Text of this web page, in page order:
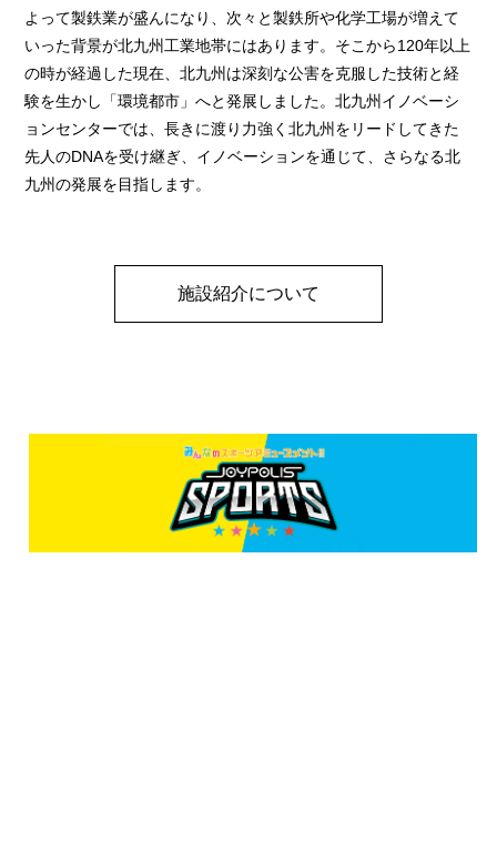
よって製鉄業が盛んになり、次々と製鉄所や化学工場が増えて
いった背景が北九州工業地帯にはあります。そこから120年以上
の時が経過した現在、北九州は深刻な公害を克服した技術と経
験を生かし「環境都市」へと発展しました。北九州イノベーシ
ョンセンターでは、長きに渡り力強く北九州をリードしてきた
先人のDNAを受け継ぎ、イノベーションを通じて、さらなる北
九州の発展を目指します。
施設紹介について